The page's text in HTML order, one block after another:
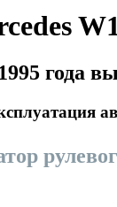
года